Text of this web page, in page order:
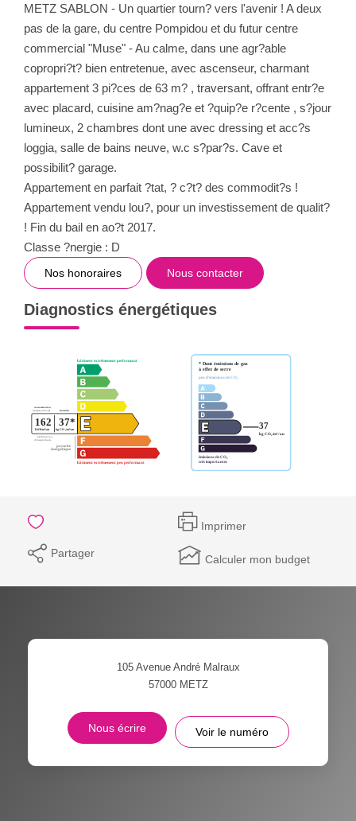
METZ SABLON - Un quartier tourn? vers l'avenir ! A deux
pas de la gare, du centre Pompidou et du futur centre
commercial "Muse" - Au calme, dans une agr?able
copropri?t? bien entretenue, avec ascenseur, charmant
appartement 3 pi?ces de 63 m? , traversant, offrant entr?e
avec placard, cuisine am?nag?e et ?quip?e r?cente , s?jour
lumineux, 2 chambres dont une avec dressing et acc?s
loggia, salle de bains neuve, w.c s?par?s. Cave et
possibilit? garage.
Appartement en parfait ?tat, ? c?t? des commodit?s !
Appartement vendu lou?, pour un investissement de qualit?
! Fin du bail en ao?t 2017.
Classe ?nergie : D
Nos honoraires Nous contacter
Diagnostics énergétiques
Imprimer
Partager Calculer mon budget
105 Avenue André Malraux
57000 METZ
Nous écrire Voir le numéro